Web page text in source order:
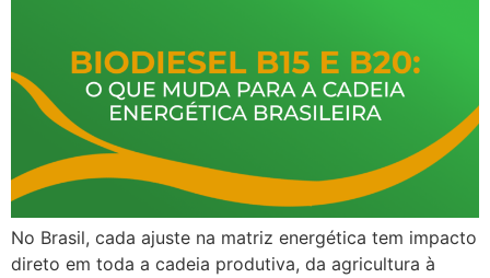
No Brasil, cada ajuste na matriz energética tem impacto
direto em toda a cadeia produtiva, da agricultura à